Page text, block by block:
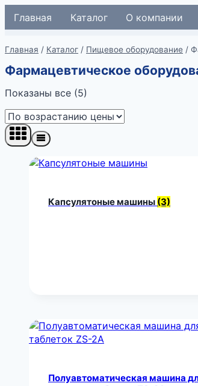
Перейти
Главная Каталог О компании
Главная / Каталог / Пищевое оборудование /
Фармацевтическое
Показаны все (5)
возрастанию
Капсулятоные машины (3)
Полуавтоматическая машина